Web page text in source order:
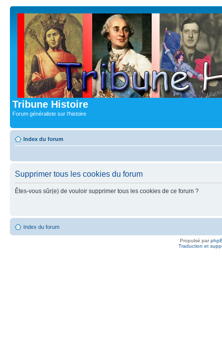
Tribune Histoire
Forum généraliste sur l'histoire
Index du forum
Supprimer tous les cookies du forum
Êtes-vous sûr(e) de vouloir supprimer tous les cookies de ce forum ?
Index du forum
Propulsé par
Traduction et